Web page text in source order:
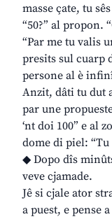
masse çate, tu
“50?” al propon.
“Par me tu valis
presits sul cuarp
persone al è
Anzit, dâti tu dut
par une
‘nt doi 100” e al
dome di piel: “Tu
◆ Dopo dîs
veve cjamade.
Jê si cjale ator
a puest, e pense